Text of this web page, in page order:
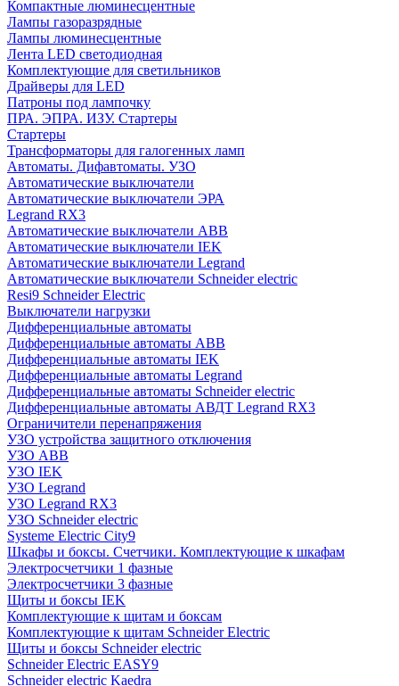
Компактные люминесцентные
Лампы газоразрядные
Лампы люминесцентные
Лента LED светодиодная
Комплектующие для светильников
Драйверы для LED
Патроны под лампочку
ПРА. ЭПРА. ИЗУ. Стартеры
Стартеры
Трансформаторы для галогенных ламп
Автоматы. Дифавтоматы. УЗО
Автоматические выключатели
Автоматические выключатели ЭРА
Legrand RX3
Автоматические выключатели ABB
Автоматические выключатели IEK
Автоматические выключатели Legrand
Автоматические выключатели Schneider electric
Resi9 Schneider Electric
Выключатели нагрузки
Дифференциальные автоматы
Дифференциальные автоматы ABB
Дифференциальные автоматы IEK
Дифференциальные автоматы Legrand
Дифференциальные автоматы Schneider electric
Дифференциальные автоматы АВДТ Legrand RX3
Ограничители перенапряжения
УЗО устройства защитного отключения
УЗО ABB
УЗО IEK
УЗО Legrand
УЗО Legrand RX3
УЗО Schneider electric
Systeme Electric City9
Шкафы и боксы. Счетчики. Комплектующие к шкафам
Электросчетчики 1 фазные
Электросчетчики 3 фазные
Щиты и боксы IEK
Комплектующие к щитам и боксам
Комплектующие к щитам Schneider Electric
Щиты и боксы Schneider electric
Schneider Electric EASY9
Schneider electric Kaedra